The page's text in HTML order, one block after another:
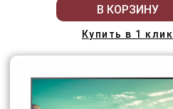
В КОРЗИНУ
Купить в 1 клик